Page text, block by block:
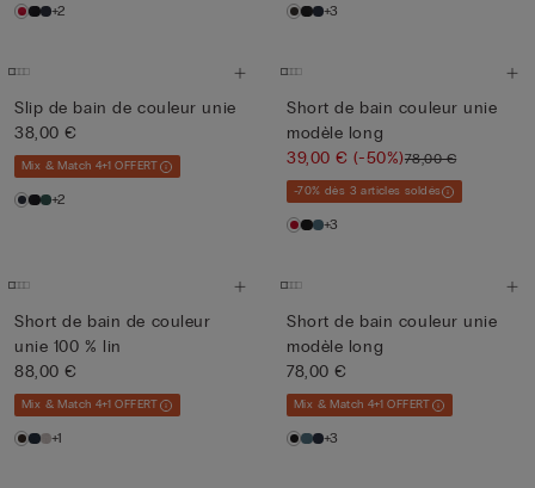
+2 +3
Slip de bain de couleur unie
38,00 €
Mix & Match 4+1 OFFERT
+2
Short de bain couleur unie
modèle long
39,00 €(-50%)78,00 €
-70% dès 3 articles soldés
+3
Short de bain de couleur
unie 100 % lin
88,00 €
Mix & Match 4+1 OFFERT
+1
Short de bain couleur unie
modèle long
78,00 €
Mix & Match 4+1 OFFERT
+3